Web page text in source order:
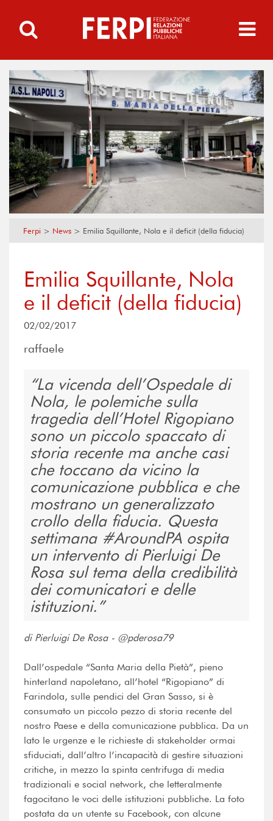
Ferpi > News > Emilia Squillante, Nola e il deficit (della fiducia)
Emilia Squillante, Nola
e il deficit (della fiducia)
02/02/2017
raffaele
La vicenda dell’Ospedale di
Nola, le polemiche sulla
tragedia dell’Hotel Rigopiano
sono un piccolo spaccato di
storia recente ma anche casi
che toccano da vicino la
comunicazione pubblica e che
mostrano un generalizzato
crollo della fiducia. Questa
settimana #AroundPA ospita
un intervento di Pierluigi De
Rosa sul tema della credibilità
dei comunicatori e delle
istituzioni.
di Pierluigi De Rosa - @pderosa79
Dall’ospedale “Santa Maria della Pietà”, pieno
hinterland napoletano, all’hotel “Rigopiano” di
Farindola, sulle pendici del Gran Sasso, si è
consumato un piccolo pezzo di storia recente del
nostro Paese e della comunicazione pubblica. Da un
lato le urgenze e le richieste di stakeholder ormai
sfiduciati, dall’altro l’incapacità di gestire situazioni
critiche, in mezzo la spinta centrifuga di media
tradizionali e social network, che letteralmente
fagocitano le voci delle istituzioni pubbliche. La foto
postata da un utente su Facebook, con alcune